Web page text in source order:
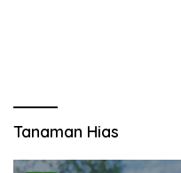
Tanaman Hias